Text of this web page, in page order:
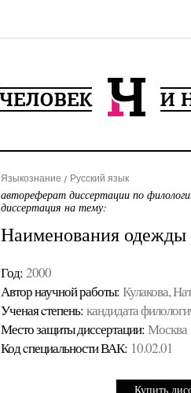
Языкознание Русский язык
автореферат диссертации по
диссертация на тему:
Наименования
Год: 2000
Автор научной работы: Кулакова,
Ученая cтепень: кандидата
Место защиты диссертации: Москва
Код cпециальности ВАК: 10.02.01
Купить